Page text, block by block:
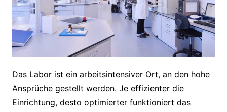
Das Labor ist ein arbeitsintensiver Ort, an den hohe
Ansprüche gestellt werden. Je effizienter die
Einrichtung, desto optimierter funktioniert das